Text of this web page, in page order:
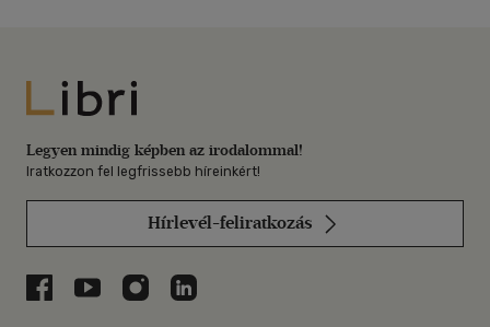
Libri
Legyen mindig képben az irodalommal!
Iratkozzon fel legfrissebb híreinkért!
Hírlevél-feliratkozás
Libri a Facebookon
Libri a Youtube-on
Libri az Instagramon
Libri a LinkedInen